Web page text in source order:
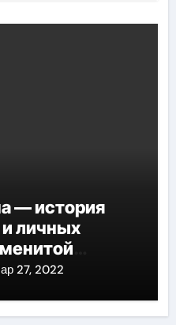
— история
личных
на олимп
27, 2022